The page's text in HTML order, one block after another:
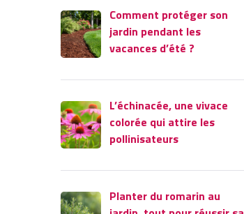
Comment protéger son
jardin pendant les
vacances d’été ?
L’échinacée, une vivace
colorée qui attire les
pollinisateurs
Planter du romarin au